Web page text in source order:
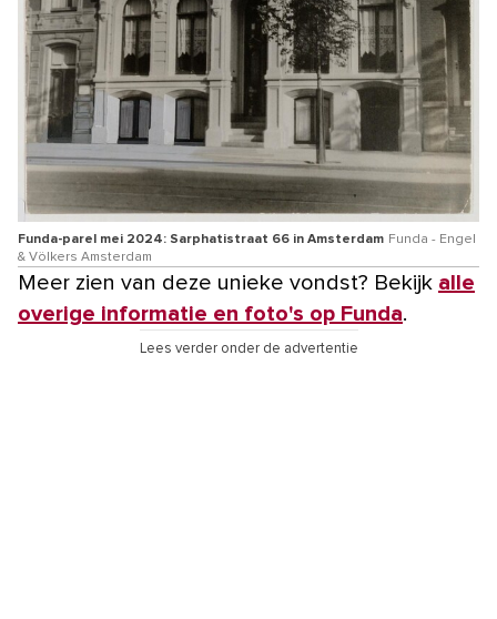
Funda-parel mei 2024: Sarphatistraat 66 in Amsterdam Funda - Engel
& Völkers Amsterdam
Meer zien van deze unieke vondst? Bekijk alle
overige informatie en foto's op Funda.
Lees verder onder de advertentie